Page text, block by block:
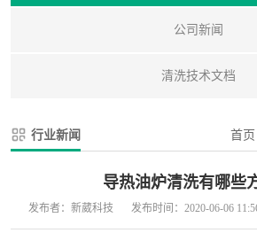
公司新闻
清洗技术文档
行业新闻 首页
导热油炉清洗有哪些
发布者：新葳科技 发布时间：2020-06-06